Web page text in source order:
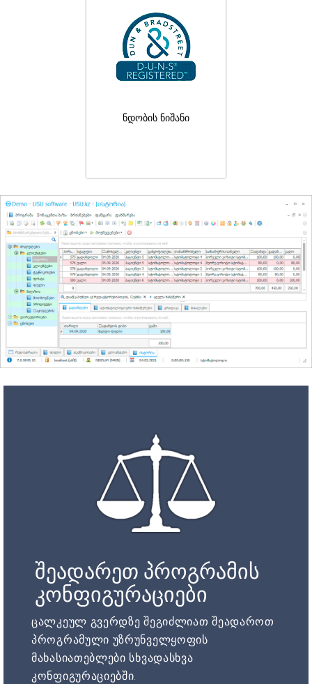
ნდობის ნიშანი
შეადარეთ პროგრამის
კონფიგურაციები
ცალკეულ გვერდზე შეგიძლიათ შეადაროთ
პროგრამული უზრუნველყოფის
მახასიათებლები სხვადასხვა
კონფიგურაციებში.